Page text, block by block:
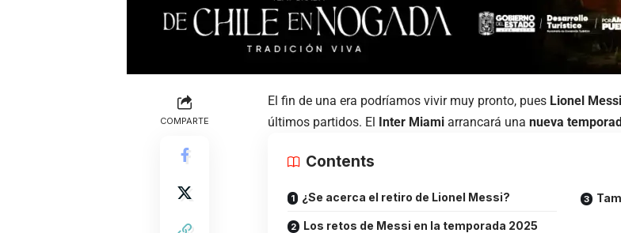
COMPARTE
El fin de una era podríamos vivir muy pronto, pues Lionel
últimos partidos. El Inter Miami arrancará una nueva
Contents
¿Se acerca el retiro de Lionel Messi?
Los retos de Messi en la temporada 2025